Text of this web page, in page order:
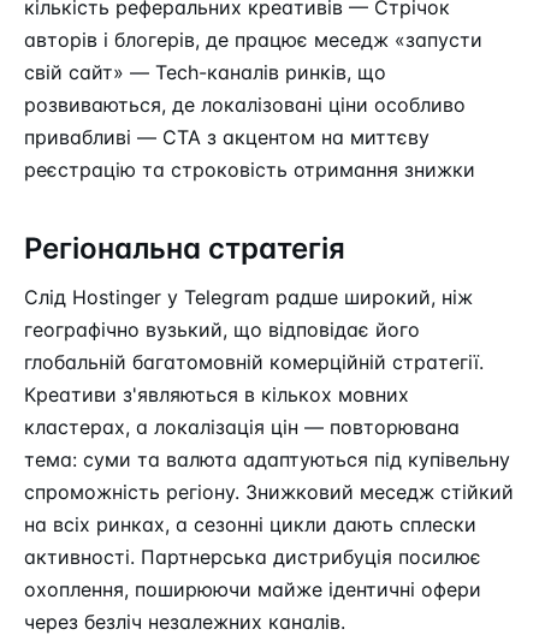
кількість реферальних креативів — Стрічок
авторів і блогерів, де працює меседж «запусти
свій сайт» — Tech-каналів ринків, що
розвиваються, де локалізовані ціни особливо
привабливі — CTA з акцентом на миттєву
реєстрацію та строковість отримання знижки
Регіональна стратегія
Слід Hostinger у Telegram радше широкий, ніж
географічно вузький, що відповідає його
глобальній багатомовній комерційній стратегії.
Креативи з'являються в кількох мовних
кластерах, а локалізація цін — повторювана
тема: суми та валюта адаптуються під купівельну
спроможність регіону. Знижковий меседж стійкий
на всіх ринках, а сезонні цикли дають сплески
активності. Партнерська дистрибуція посилює
охоплення, поширюючи майже ідентичні офери
через безліч незалежних каналів.